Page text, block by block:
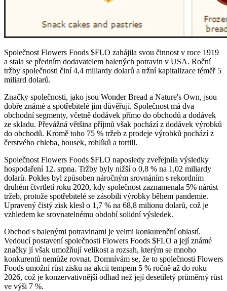
Společnost Flowers Foods $FLO zahájila svou činnost v roce 1919
a stala se předním dodavatelem balených potravin v USA. Roční
tržby společnosti činí 4,4 miliardy dolarů a tržní kapitalizace téměř 5
miliard dolarů.
Značky společnosti, jako jsou Wonder Bread a Nature's Own, jsou
dobře známé a spotřebitelé jim důvěřují. Společnost má dva
obchodní segmenty, včetně dodávek přímo do obchodů a dodávek
ze skladu. Převážná většina příjmů však pochází z dodávek výrobků
do obchodů. Kromě toho 75 % tržeb z prodeje výrobků pochází z
čerstvého chleba, housek, rohlíků a tortill.
Společnost Flowers Foods $FLO naposledy zveřejnila výsledky
hospodaření 12. srpna. Tržby byly nižší o 0,8 % na 1,02 miliardy
dolarů. Pokles byl způsoben náročným srovnáním s rekordním
druhém čtvrtletí roku 2020, kdy společnost zaznamenala 5% nárůst
tržeb, protože spotřebitelé se zásobili výrobky během pandemie.
Upravený čistý zisk klesl o 1,7 % na 68,8 milionu dolarů, což je
vzhledem ke srovnatelnému období solidní výsledek.
Obchod s balenými potravinami je velmi konkurenční oblastí.
Vedoucí postavení společnosti Flowers Foods $FLO a její známé
značky jí však umožňují velikost a rozsah, kterým se mnoho
konkurentů nemůže rovnat. Domnívám se, že to společnosti Flowers
Foods umožní růst zisku na akcii tempem 5 % ročně až do roku
2026, což je konzervativnější odhad než její desetiletý průměrný růst
ve výši 7 %.